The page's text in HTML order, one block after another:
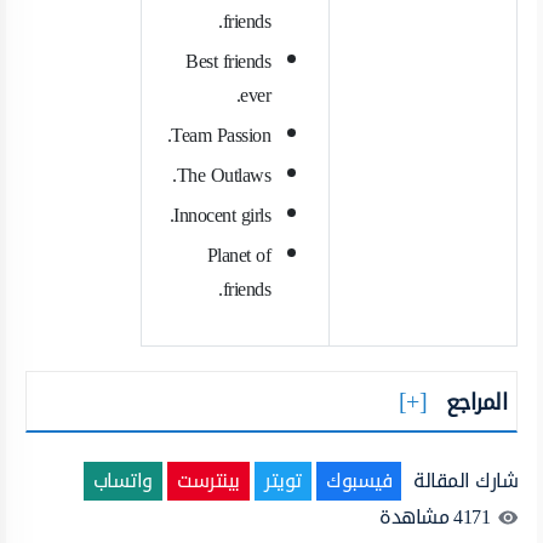
friends.
Best friends
ever.
Team Passion.
The Outlaws.
Innocent girls.
Planet of
friends.
المراجع
شارك المقالة فيسبوك تويتر بينترست
واتساب
4171مشاهدة